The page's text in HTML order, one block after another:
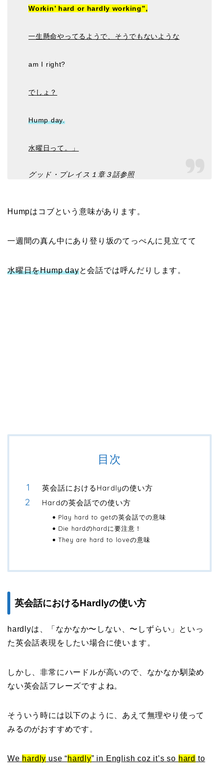
Workin’ hard or hardly working”,
一生懸命やってるようで、そうでもないような
am I right?
でしょ？
Hump day.
水曜日って。」
グッド・プレイス１章３話参照
Humpはコブという意味があります。
一週間の真ん中にあり登り坂のてっぺんに見立てて
水曜日をHump dayと会話では呼んだりします。
目次
英会話におけるHardlyの使い方
Hardの英会話での使い方
Play hard to getの英会話での意味
Die hardのhardに要注意！
They are hard to loveの意味
英会話におけるHardlyの使い方
hardlyは、「なかなか〜しない、〜しずらい」といっ
た英会話表現をしたい場合に使います。
しかし、非常にハードルが高いので、なかなか馴染め
ない英会話フレーズですよね。
そういう時には以下のように、あえて無理やり使って
みるのがおすすめです。
We hardly use “hardly” in English coz it’s so hard to